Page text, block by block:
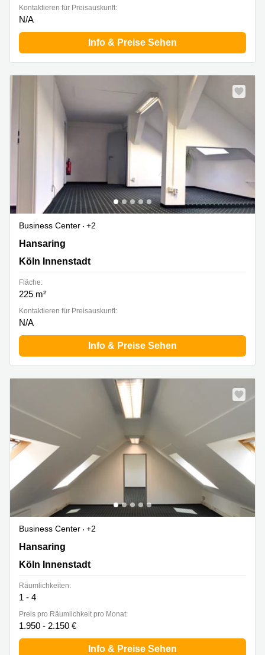
Kontaktieren für Preisauskunft:
N/A
Info & Preise Sehen
Business Center
+2
Hansaring 61, Köln Innenstadt
Hansaring
Köln Innenstadt
Fläche:
225 m²
Kontaktieren für Preisauskunft:
N/A
Info & Preise Sehen
Business Center
+2
Hansaring 61, Köln Innenstadt
Hansaring
Köln Innenstadt
Räumlichkeiten:
1 - 4
Preis pro Räumlichkeit pro Monat:
1.950 - 2.150 €
Info & Preise Sehen